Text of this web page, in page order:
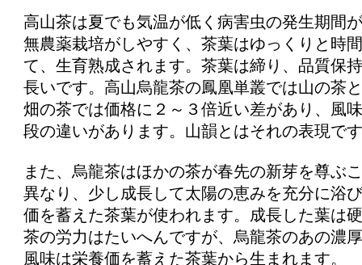
高山茶は夏でも気温が低く病害虫の発生期間
無農薬栽培がしやすく、茶葉はゆっくりと時
て、生育熟成されます。茶葉は締り、品質保
長いです。高山烏龍茶の鳳凰単叢では山の茶
畑の茶では価格に２～３倍近い差があり、風
段の違いがあります。山韻とはそれの表現で
また、烏龍茶はほかの茶が春先の新芽を尊ぶ
異なり、少し成長して太陽の恵みを充分に浴
価を蓄えた茶葉が使われます。成長した葉は
茶の労力はたいへんですが、烏龍茶のあの濃
風味は栄養価を蓄えた茶葉から生まれます。